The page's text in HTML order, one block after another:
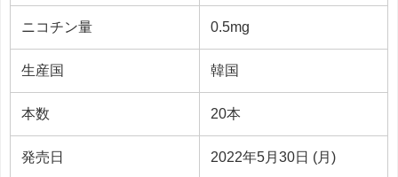
ニコチン量 0.5mg
生産国 韓国
本数 20本
発売日 2022年5月30日 (月)